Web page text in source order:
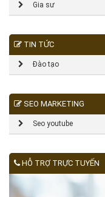
Gia sư
TIN TỨC
Đào tạo
SEO MARKETING
Seo youtube
HỖ TRỢ TRỰC TUYẾN